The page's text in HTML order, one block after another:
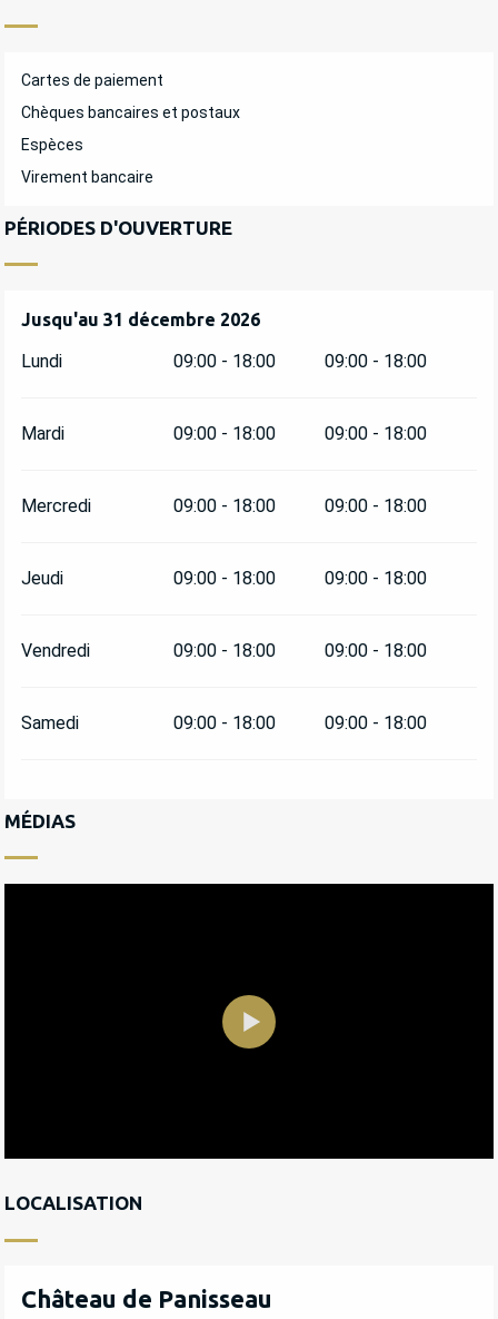
Cartes de paiement
Chèques bancaires et postaux
Espèces
Virement bancaire
PÉRIODES D'OUVERTURE
Du5 janvier 2026au31 décembre 2026
Jusqu'au 31 décembre 2026
Lundi 09:00 - 18:00 09:00 - 18:00
Mardi 09:00 - 18:00 09:00 - 18:00
Mercredi 09:00 - 18:00 09:00 - 18:00
Jeudi 09:00 - 18:00 09:00 - 18:00
Vendredi 09:00 - 18:00 09:00 - 18:00
Samedi 09:00 - 18:00 09:00 - 18:00
MÉDIAS
LOCALISATION
Château de Panisseau